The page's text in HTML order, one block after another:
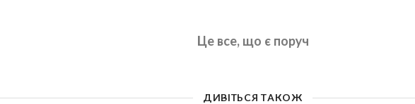
Це все, що є поруч
ДИВІТЬСЯ ТАКОЖ